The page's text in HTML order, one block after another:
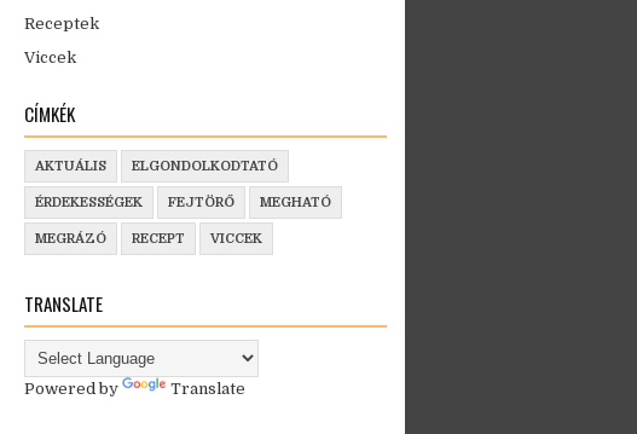
Receptek
Viccek
CÍMKÉK
AKTUÁLIS ELGONDOLKODTATÓ
ÉRDEKESSÉGEK FEJTÖRŐ MEGHATÓ
MEGRÁZÓ RECEPT VICCEK
TRANSLATE
Powered by Translate